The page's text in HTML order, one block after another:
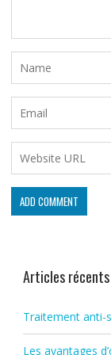
Articles récents
Traitement anti-
Les avantages